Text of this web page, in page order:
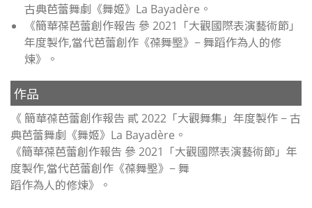
古典芭蕾舞劇《舞姬》La Bayadère。
《簡華葆芭蕾創作報告 參 2021「大觀國際表演藝術節」
年度製作,當代芭蕾創作《葆舞壂》− 舞蹈作為人的修
煉》。
作品
《 簡華葆芭蕾創作報告 貳 2022「大觀舞集」年度製作 − 古
典芭蕾舞劇《舞姬》La Bayadère。
《簡華葆芭蕾創作報告 參 2021「大觀國際表演藝術節」年
度製作,當代芭蕾創作《葆舞壂》− 舞
蹈作為人的修煉》。